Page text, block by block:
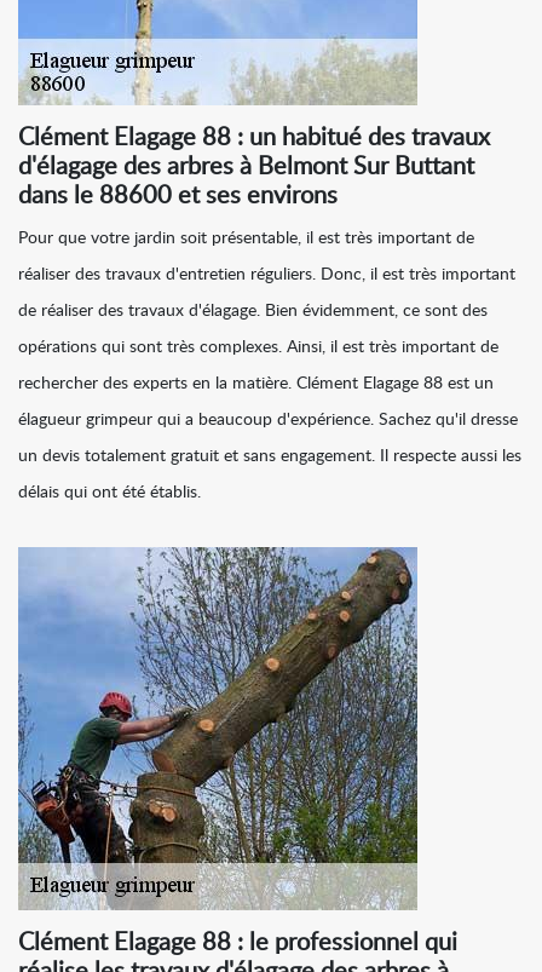
Clément Elagage 88 : un habitué des travaux
d'élagage des arbres à Belmont Sur Buttant
dans le 88600 et ses environs
Pour que votre jardin soit présentable, il est très important de
réaliser des travaux d'entretien réguliers. Donc, il est très important
de réaliser des travaux d'élagage. Bien évidemment, ce sont des
opérations qui sont très complexes. Ainsi, il est très important de
rechercher des experts en la matière. Clément Elagage 88 est un
élagueur grimpeur qui a beaucoup d'expérience. Sachez qu'il dresse
un devis totalement gratuit et sans engagement. Il respecte aussi les
délais qui ont été établis.
Clément Elagage 88 : le professionnel qui